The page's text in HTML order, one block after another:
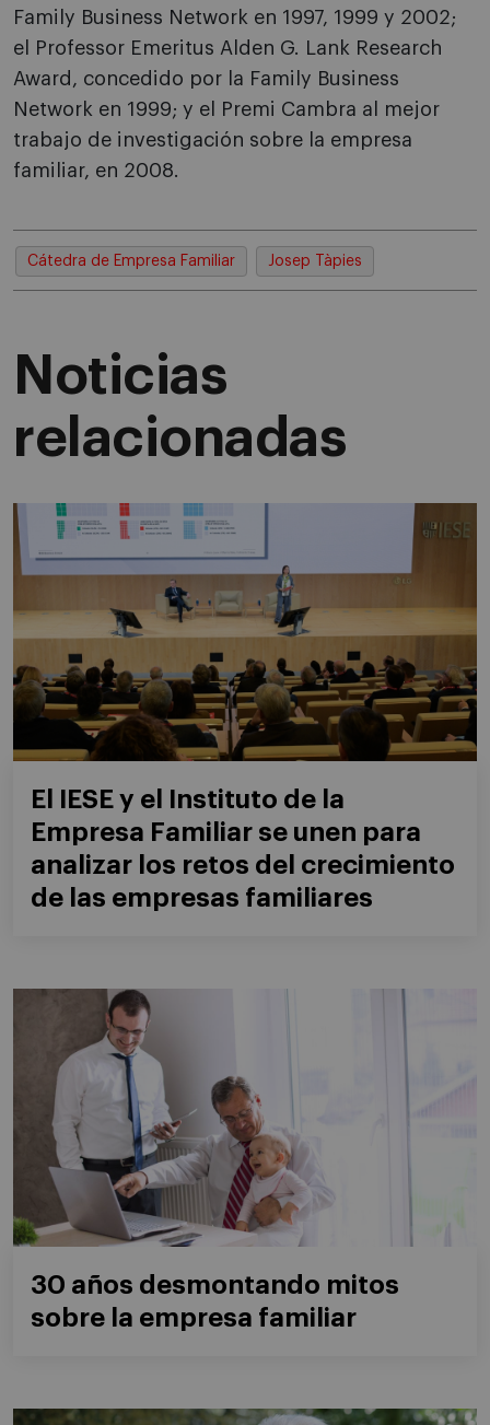
Family Business Network en 1997, 1999 y 2002;
el Professor Emeritus Alden G. Lank Research
Award, concedido por la Family Business
Network en 1999; y el Premi Cambra al mejor
trabajo de investigación sobre la empresa
familiar, en 2008.
Cátedra de Empresa Familiar Josep Tàpies
Noticias
relacionadas
El IESE y el Instituto de la
Empresa Familiar se unen para
analizar los retos del crecimiento
de las empresas familiares
30 años desmontando mitos
sobre la empresa familiar